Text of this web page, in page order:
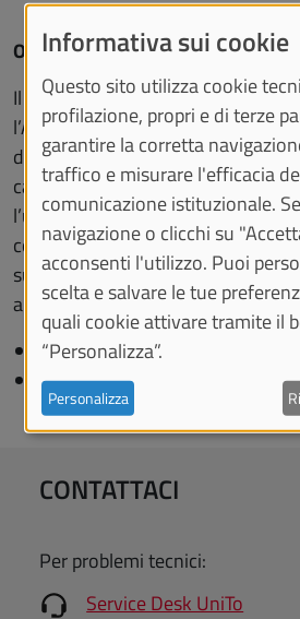
Opinione Laureati
Il Consorzio Interuniversitario
l’Ateneo aderisce, pubblica
dell’indagine sulla soddisfazione
carriera universitaria, sulle
l’università e sulla valutazione del
concluso nell’anno solare
sull’indagine occupazionale dei
anni successivi al conseguimento
Profilo dei Laureati - AlmaLaurea
Condizione Occupazionale dei
CONTATTACI
Per problemi tecnici:
Service Desk UniTo
Informativa sui cookie
Questo sito utilizza cookie
profilazione, propri e di terze
garantire la corretta
traffico e misurare l'efficacia
comunicazione istituzionale.
navigazione o clicchi su
acconsenti l'utilizzo. Puoi
scelta e salvare le tue
quali cookie attivare tramite il
“Personalizza”.
Personalizza